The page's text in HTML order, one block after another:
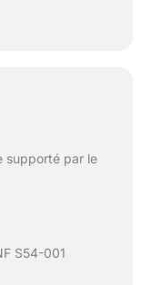
ainsi confort
Douce
pour des
supporté par le
S54-001